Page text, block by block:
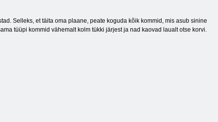
Selleks, et täita oma plaane, peate koguda kõik kommid, mis asub sinine
tüüpi kommid vähemalt kolm tükki järjest ja nad kaovad laualt otse korvi.